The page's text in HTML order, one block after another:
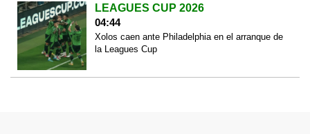
LEAGUES CUP 2026
04:44
Xolos caen ante Philadelphia en el arranque de
la Leagues Cup